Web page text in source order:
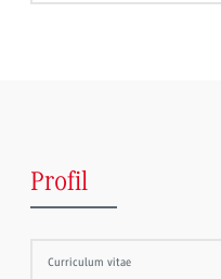
Profil
Curriculum vitae